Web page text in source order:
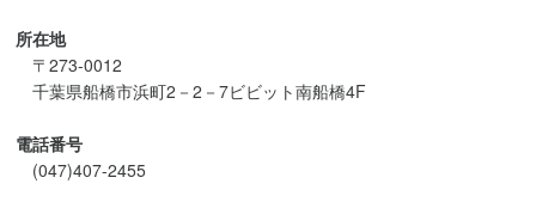
所在地
〒273-0012
千葉県船橋市浜町2－2－7ビビット南船橋4F
電話番号
(047)407-2455